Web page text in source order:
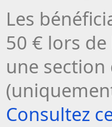
Les
50 € lors de
une section
Consultez